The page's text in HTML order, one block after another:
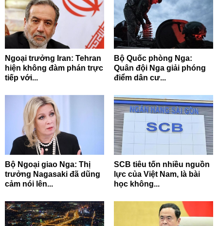
Ngoại trưởng Iran: Tehran
hiện không đàm phán trực
tiếp với...
Bộ Quốc phòng Nga:
Quân đội Nga giải phóng
điểm dân cư...
Bộ Ngoại giao Nga: Thị
trưởng Nagasaki đã dũng
cảm nói lên...
SCB tiêu tốn nhiều nguồn
lực của Việt Nam, là bài
học không...